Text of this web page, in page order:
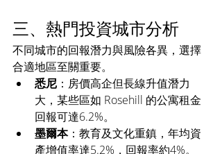
三、熱門投資城市分析
不同城市的回報潛力與風險各異，選擇
合適地區至關重要。
悉尼 ：房價高企但長線升值潛力
大，某些區如 Rosehill 的公寓租金
回報可達6.2%。
墨爾本：教育及文化重鎮，年均資
產增值率達5.2%，回報率約4%。